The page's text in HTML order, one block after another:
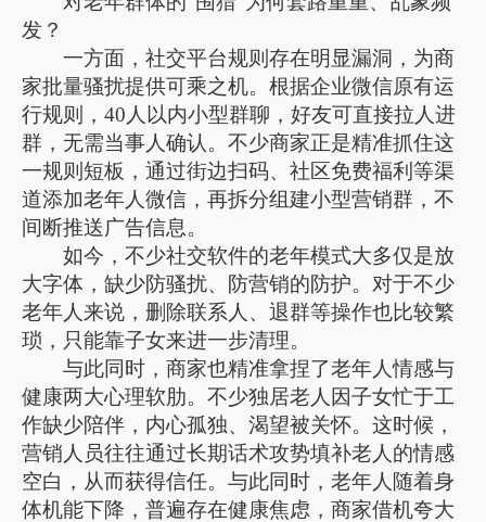
发？
一方面，社交平台规则存在明显漏洞，为商
家批量骚扰提供可乘之机。根据企业微信原有运
行规则，40人以内小型群聊，好友可直接拉人进
群，无需当事人确认。不少商家正是精准抓住这
一规则短板，通过街边扫码、社区免费福利等渠
道添加老年人微信，再拆分组建小型营销群，不
间断推送广告信息。
如今，不少社交软件的老年模式大多仅是放
大字体，缺少防骚扰、防营销的防护。对于不少
老年人来说，删除联系人、退群等操作也比较繁
琐，只能靠子女来进一步清理。
与此同时，商家也精准拿捏了老年人情感与
健康两大心理软肋。不少独居老人因子女忙于工
作缺少陪伴，内心孤独、渴望被关怀。这时候，
营销人员往往通过长期话术攻势填补老人的情感
空白，从而获得信任。与此同时，老年人随着身
体机能下降，普遍存在健康焦虑，商家借机夸大